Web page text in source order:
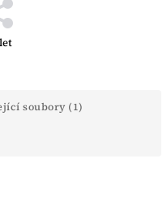
soubory (1)